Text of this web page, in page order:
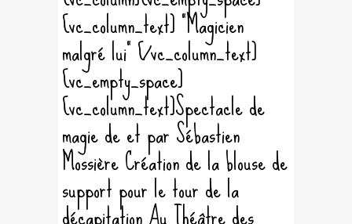
[vc_column_text] "Magicien
malgré lui" [/vc_column_text]
[vc_empty_space]
[vc_column_text]Spectacle de
magie de et par Sébastien
Mossière Création de la blouse de
support pour le tour de la